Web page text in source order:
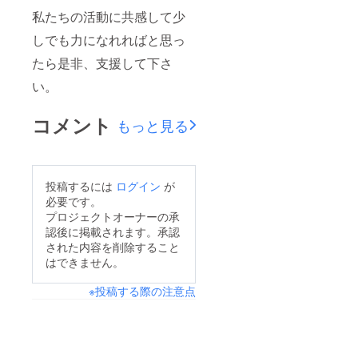
私たちの活動に共感して少
しでも力になれればと思っ
たら是非、支援して下さ
い。
コメント もっと見る
投稿するには ログイン が
必要です。
プロジェクトオーナーの承
認後に掲載されます。承認
された内容を削除すること
はできません。
※投稿する際の注意点